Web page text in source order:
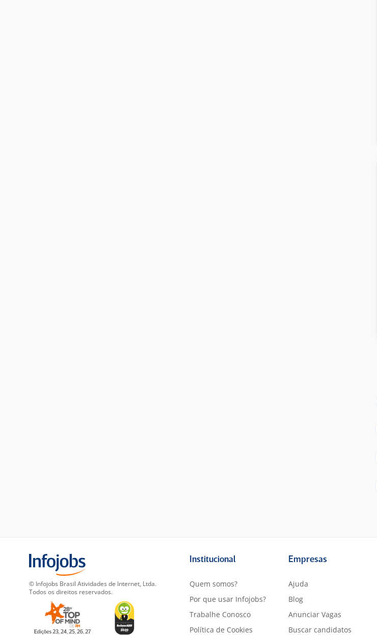
© Infojobs Brasil Atividades de Internet, Ltda.
Todos os direitos reservados.
Institucional
Quem somos?
Por que usar Infojobs?
Trabalhe Conosco
Política de Cookies
Empresas
Ajuda
Blog
Anunciar Vagas
Buscar candidatos